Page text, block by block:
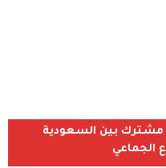
مشترك بين السعودية
الجماعي